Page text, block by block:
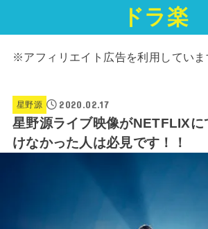
ドラ楽
※アフィリエイト広告を利用していま
星野源 2020.02.17
星野源ライブ映像がNETFLIXに
けなかった人は必見です！！